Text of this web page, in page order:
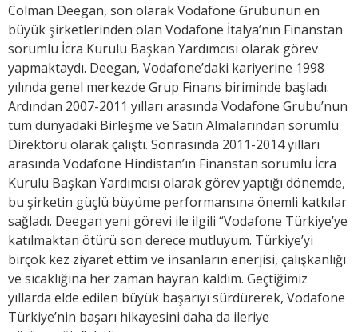
Colman Deegan, son olarak Vodafone Grubunun en
büyük şirketlerinden olan Vodafone İtalya’nın Finanstan
sorumlu İcra Kurulu Başkan Yardımcısı olarak görev
yapmaktaydı. Deegan, Vodafone’daki kariyerine 1998
yılında genel merkezde Grup Finans biriminde başladı.
Ardından 2007-2011 yılları arasında Vodafone Grubu’nun
tüm dünyadaki Birleşme ve Satın Almalarından sorumlu
Direktörü olarak çalıştı. Sonrasında 2011-2014 yılları
arasında Vodafone Hindistan’ın Finanstan sorumlu İcra
Kurulu Başkan Yardımcısı olarak görev yaptığı dönemde,
bu şirketin güçlü büyüme performansına önemli katkılar
sağladı. Deegan yeni görevi ile ilgili “Vodafone Türkiye’ye
katılmaktan ötürü son derece mutluyum. Türkiye’yi
birçok kez ziyaret ettim ve insanların enerjisi, çalışkanlığı
ve sıcaklığına her zaman hayran kaldım. Geçtiğimiz
yıllarda elde edilen büyük başarıyı sürdürerek, Vodafone
Türkiye’nin başarı hikayesini daha da ileriye